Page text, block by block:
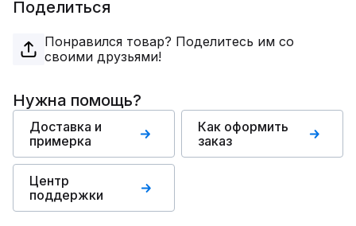
Поделиться
Понравился товар? Поделитесь им со
своими друзьями!
Нужна помощь?
Доставка и
примерка
Как оформить
заказ
Центр
поддержки